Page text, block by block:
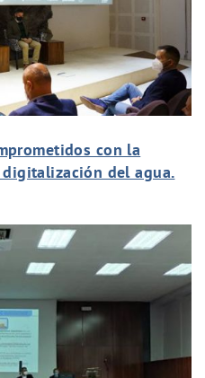
con la
del agua.